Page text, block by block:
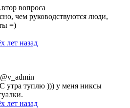
вопроса
чем руководствуются люди,
=)
лет назад
@v_admin
утра туплю ))) у меня никсы
лет назад